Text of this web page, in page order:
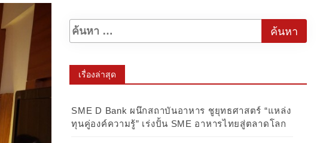
เรื่องล่าสุด
SME D Bank ผนึกสถาบันอาหาร ชูยุทธศาสตร์ “แหล่ง
ทุนคู่องค์ความรู้” เร่งปั้น SME อาหารไทยสู่ตลาดโลก